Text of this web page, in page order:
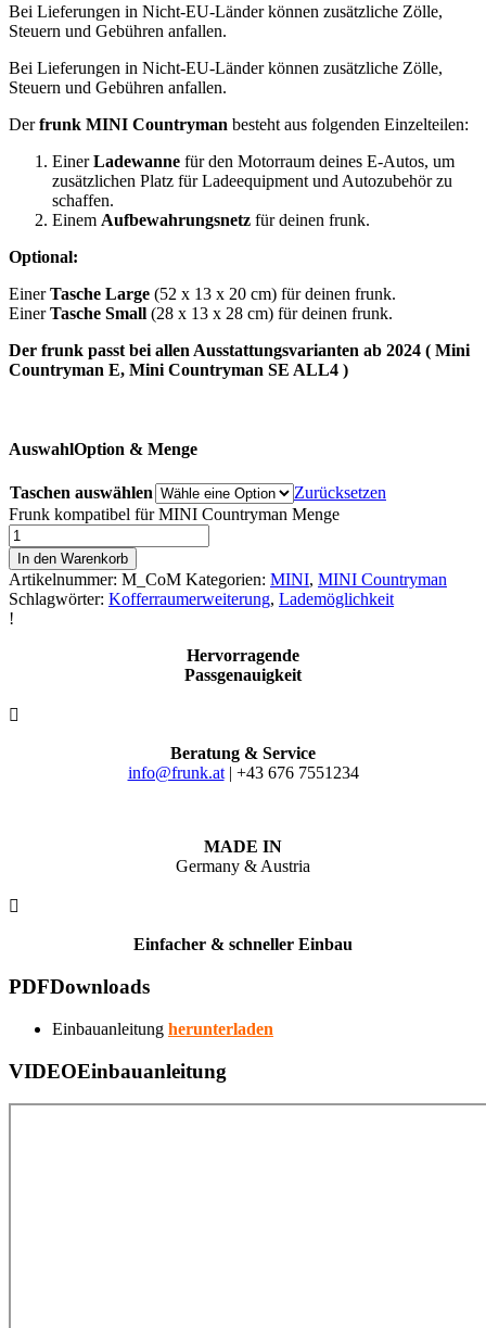
Bei Lieferungen in Nicht-EU-Länder können zusätzliche Zölle,
Steuern und Gebühren anfallen.
Bei Lieferungen in Nicht-EU-Länder können zusätzliche Zölle,
Steuern und Gebühren anfallen.
Derfrunk MINI Countryman besteht aus folgenden Einzelteilen:
EinerLadewanne für den Motorraum deines E-Autos, um
zusätzlichen Platz für Ladeequipment und Autozubehör zu
schaffen.
Einem Aufbewahrungsnetz für deinen frunk.
Optional:
EinerTasche Large (52 x 13 x 20 cm) für deinen frunk.
EinerTasche Small (28 x 13 x 28 cm) für deinen frunk.
Der frunk passt bei allen Ausstattungsvarianten ab 2024 ( Mini
Countryman E, Mini Countryman SE ALL4 )
AuswahlOption & Menge
Taschen auswählen
Zurücksetzen
Frunk kompatibel für MINI Countryman Menge
In den Warenkorb
Artikelnummer: M_CoM Kategorien: MINI, MINI Countryman
Schlagwörter: Kofferraumerweiterung, Lademöglichkeit
!
Hervorragende
Passgenauigkeit

Beratung & Service
info@frunk.at| +43 676 7551234
MADE IN
Germany & Austria

Einfacher & schneller Einbau
PDFDownloads
Einbauanleitung herunterladen
VIDEOEinbauanleitung